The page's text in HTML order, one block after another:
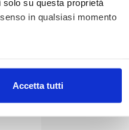
su questa proprietà
in qualsiasi momento
(impronte
Accetta tutti